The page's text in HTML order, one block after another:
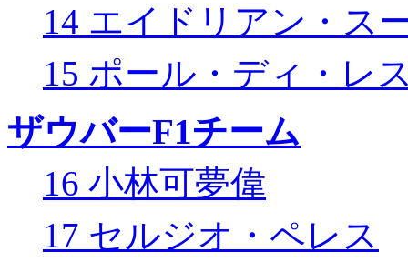
14 エイドリアン・ス
15 ポール・ディ・レ
ザウバーF1チーム
16 小林可夢偉
17 セルジオ・ペレス